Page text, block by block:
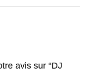
avis sur “DJ